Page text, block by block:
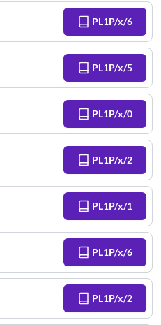
PL1P/x/6
PL1P/x/5
PL1P/x/0
PL1P/x/2
PL1P/x/1
PL1P/x/6
PL1P/x/2